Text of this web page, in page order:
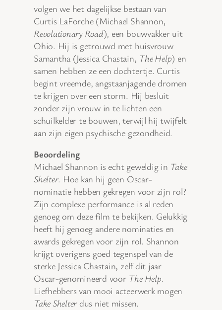
volgen we het dagelijkse bestaan van
Curtis LaForche (Michael Shannon,
Revolutionary Road), een bouwvakker uit
Ohio. Hij is getrouwd met huisvrouw
Samantha (Jessica Chastain, The Help) en
samen hebben ze een dochtertje. Curtis
begint vreemde, angstaanjagende dromen
te krijgen over een storm. Hij besluit
zonder zijn vrouw in te lichten een
schuilkelder te bouwen, terwijl hij twijfelt
aan zijn eigen psychische gezondheid.
Beoordeling
Michael Shannon is echt geweldig in Take
Shelter. Hoe kan hij geen Oscar-
nominatie hebben gekregen voor zijn rol?
Zijn complexe performance is al reden
genoeg om deze film te bekijken. Gelukkig
heeft hij genoeg andere nominaties en
awards gekregen voor zijn rol. Shannon
krijgt overigens goed tegenspel van de
sterke Jessica Chastain, zelf dit jaar
Oscar-genomineerd voor The Help.
Liefhebbers van mooi acteerwerk mogen
Take Shelterdus niet missen.